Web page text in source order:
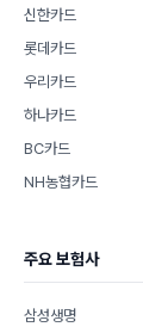
신한카드
롯데카드
우리카드
하나카드
BC카드
NH농협카드
주요 보험사
삼성생명